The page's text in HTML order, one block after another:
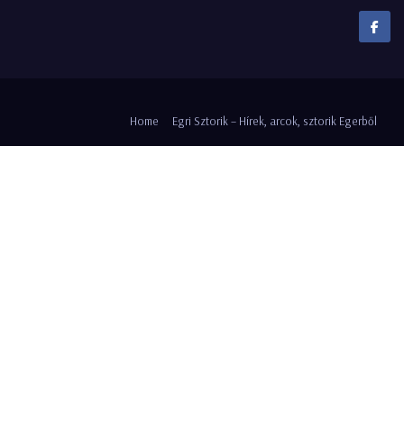
Home Egri Sztorik – Hírek, arcok, sztorik Egerből